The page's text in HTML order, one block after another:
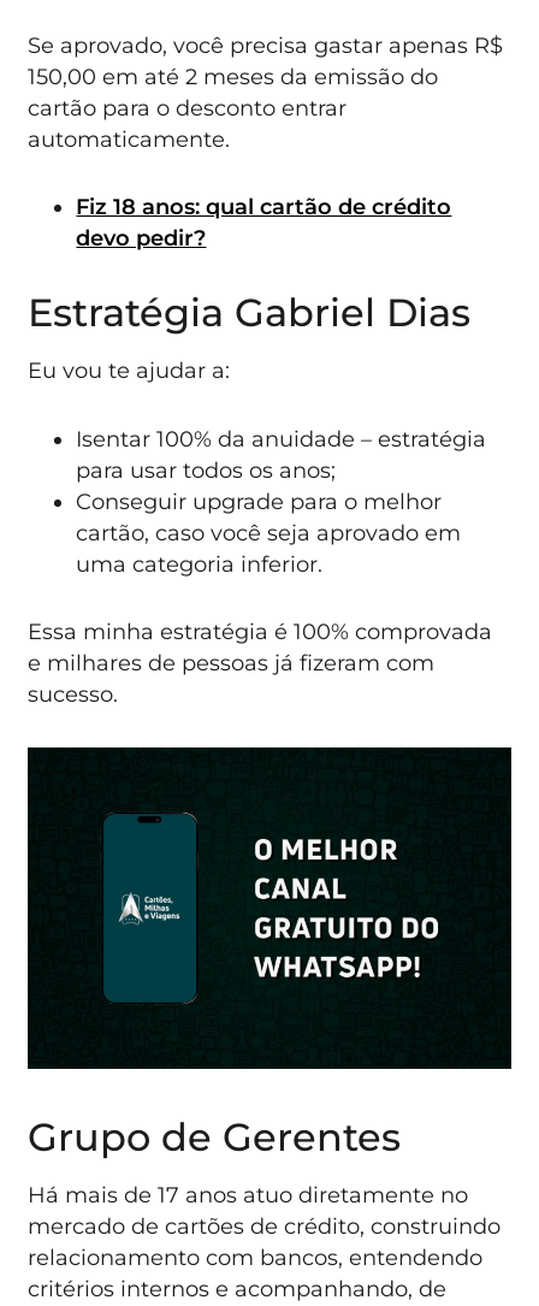
Se aprovado, você precisa gastar apenas R$
150,00 em até 2 meses da emissão do
cartão para o desconto entrar
automaticamente.
Fiz 18 anos: qual cartão de crédito
devo pedir?
Estratégia Gabriel Dias
Eu vou te ajudar a:
Isentar 100% da anuidade – estratégia
para usar todos os anos;
Conseguir upgrade para o melhor
cartão, caso você seja aprovado em
uma categoria inferior.
Essa minha estratégia é 100% comprovada
e milhares de pessoas já fizeram com
sucesso.
Grupo de Gerentes
Há mais de 17 anos atuo diretamente no
mercado de cartões de crédito, construindo
relacionamento com bancos, entendendo
critérios internos e acompanhando, de